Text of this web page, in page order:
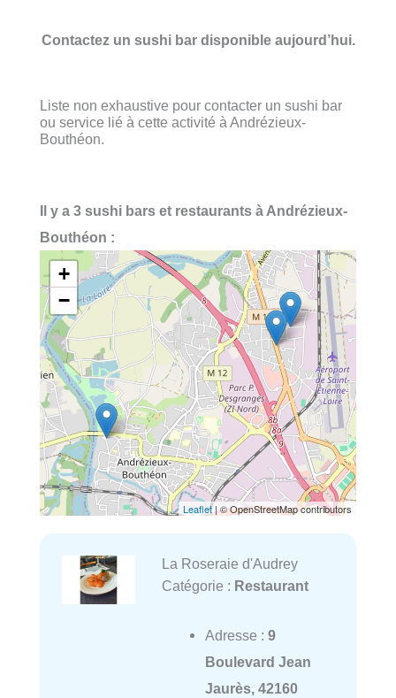
Contactez un sushi bar disponible aujourd’hui.
Liste non exhaustive pour contacter un sushi bar
ou service lié à cette activité à Andrézieux-
Bouthéon.
Il y a 3 sushi bars et restaurants à Andrézieux-
Bouthéon :
+
−
Leaflet| © OpenStreetMap contributors
La Roseraie d'Audrey
Catégorie : Restaurant
Adresse : 9
Boulevard Jean
Jaurès, 42160